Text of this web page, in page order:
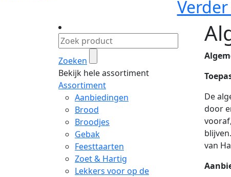
Zoeken
Bekijk hele assortiment
Assortiment
Aanbiedingen
Brood
Broodjes
Gebak
Feesttaarten
Zoet & Hartig
Lekkers voor op de
De
door
van